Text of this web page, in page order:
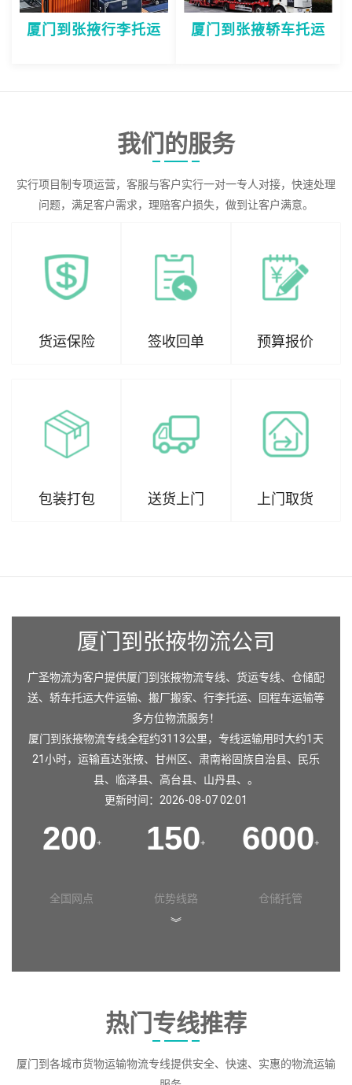
厦门到张掖行李托运 厦门到张掖轿车托运
我们的服务
实行项目制专项运营，客服与客户实行一对一专人对接，快速处理
问题，满足客户需求，理赔客户损失，做到让客户满意。
货运保险 签收回单 预算报价
包装打包 送货上门 上门取货
厦门到张掖物流公司
广圣物流为客户提供厦门到张掖物流专线、货运专线、仓储配
送、轿车托运大件运输、搬厂搬家、行李托运、回程车运输等
多方位物流服务！
厦门到张掖物流专线全程约3113公里，专线运输用时大约1天
21小时，运输直达张掖、 甘州区、 肃南裕固族自治县、
民乐
县、 临泽县、 高台县、 山丹县、。
更新时间：2026-08-07 02:01
200+
全国网点
150+
优势线路
6000+
仓储托管
︾
热门专线推荐
厦门到各城市货物运输物流专线提供安全、快速、实惠的物流运输